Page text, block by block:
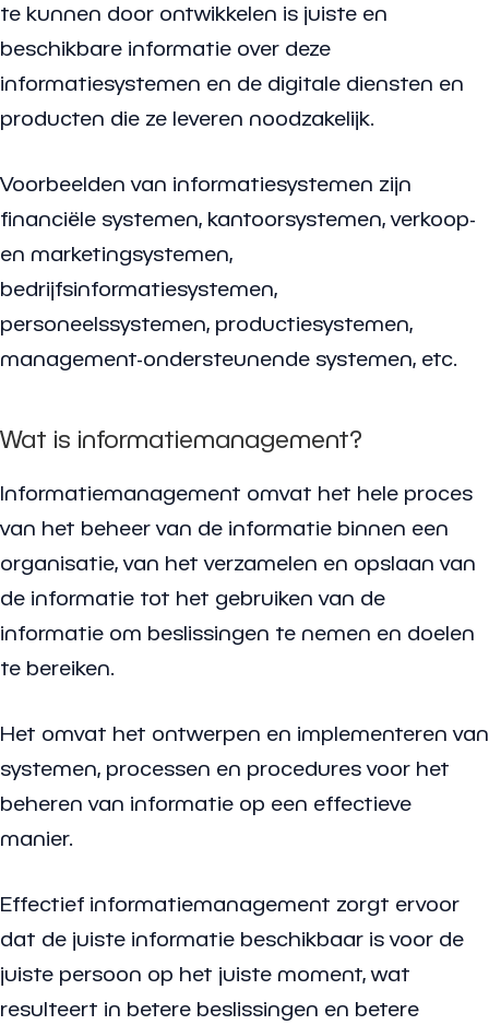
te kunnen door ontwikkelen is juiste en
beschikbare informatie over deze
informatiesystemen en de digitale diensten en
producten die ze leveren noodzakelijk.
Voorbeelden van informatiesystemen zijn
financiële systemen, kantoorsystemen, verkoop-
en marketingsystemen,
bedrijfsinformatiesystemen,
personeelssystemen, productiesystemen,
management-ondersteunende systemen, etc.
Wat is informatiemanagement?
Informatiemanagement omvat het hele proces
van het beheer van de informatie binnen een
organisatie, van het verzamelen en opslaan van
de informatie tot het gebruiken van de
informatie om beslissingen te nemen en doelen
te bereiken.
Het omvat het ontwerpen en implementeren van
systemen, processen en procedures voor het
beheren van informatie op een effectieve
manier.
Effectief informatiemanagement zorgt ervoor
dat de juiste informatie beschikbaar is voor de
juiste persoon op het juiste moment, wat
resulteert in betere beslissingen en betere